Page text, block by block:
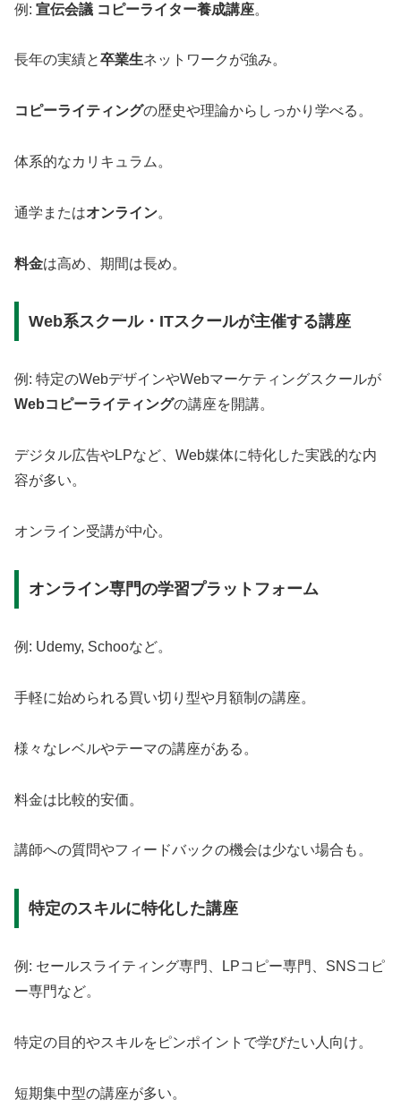
例: 宣伝会議 コピーライター養成講座。
長年の実績と卒業生ネットワークが強み。
コピーライティングの歴史や理論からしっかり学べる。
体系的なカリキュラム。
通学またはオンライン。
料金は高め、期間は長め。
Web系スクール・ITスクールが主催する講座
例: 特定のWebデザインやWebマーケティングスクールが
Webコピーライティングの講座を開講。
デジタル広告やLPなど、Web媒体に特化した実践的な内
容が多い。
オンライン受講が中心。
オンライン専門の学習プラットフォーム
例: Udemy, Schooなど。
手軽に始められる買い切り型や月額制の講座。
様々なレベルやテーマの講座がある。
料金は比較的安価。
講師への質問やフィードバックの機会は少ない場合も。
特定のスキルに特化した講座
例: セールスライティング専門、LPコピー専門、SNSコピ
ー専門など。
特定の目的やスキルをピンポイントで学びたい人向け。
短期集中型の講座が多い。